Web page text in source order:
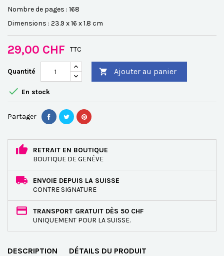
Nombre de pages : 168
Dimensions : 23.9 x 16 x 1.8 cm
29,00 CHF TTC
Quantité  Ajouter au panier
 En stock
Partager
RETRAIT EN BOUTIQUE
BOUTIQUE DE GENÈVE
ENVOIE DEPUIS LA SUISSE
CONTRE SIGNATURE
TRANSPORT GRATUIT DÈS 50 CHF
UNIQUEMENT POUR LA SUISSE.
DESCRIPTION DÉTAILS DU PRODUIT